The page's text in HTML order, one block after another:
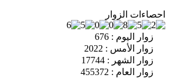
احصاءات الزوار
زوار اليوم : 676
زوار الأمس : 2022
زوار الشهر : 17744
زوار العام : 455372